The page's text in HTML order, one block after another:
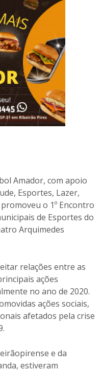
Amador, com apoio
Esportes, Lazer,
o 1º Encontro
de Esportes do
Arquimedes
relações entre as
ações
no ano de 2020.
ações sociais,
afetados pela crise
e da
estiveram